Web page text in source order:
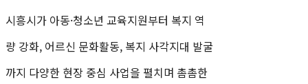
시흥시가 아동·청소년 교육지원부터 복지 역
량 강화, 어르신 문화활동, 복지 사각지대 발굴
까지 다양한 현장 중심 사업을 펼치며 촘촘한